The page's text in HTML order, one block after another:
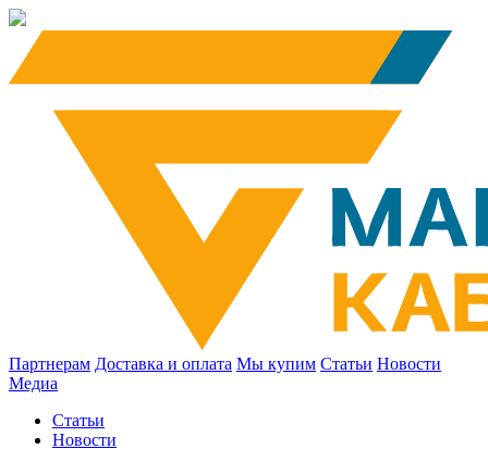
Партнерам Доставка и оплата Мы купим Статьи Новости
Медиа
Статьи
Новости